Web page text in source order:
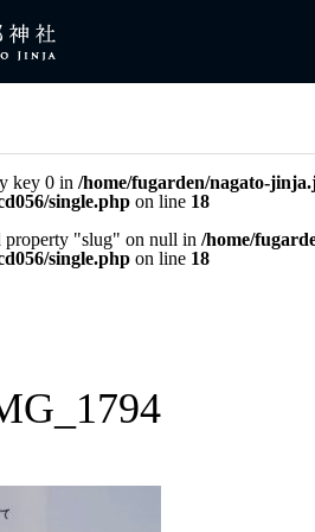
key 0 in /home/fugarden/nagato-
single.php on line 18
property "slug" on null in /home/
single.php on line 18